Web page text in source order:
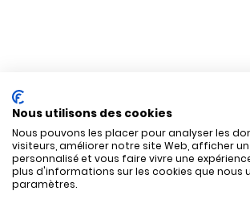
Nous utilisons des cookies
Nous pouvons les placer pour analyser les
visiteurs, améliorer notre site Web, afficher
personnalisé et vous faire vivre une
plus d'informations sur les cookies que nous
paramètres.